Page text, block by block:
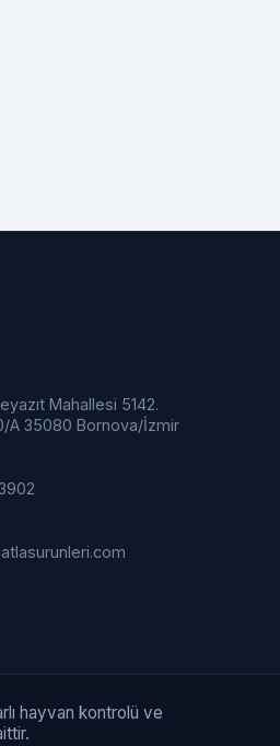
Mahallesi 5142.
A 35080 Bornova/İzmir
hayvan kontrolü ve